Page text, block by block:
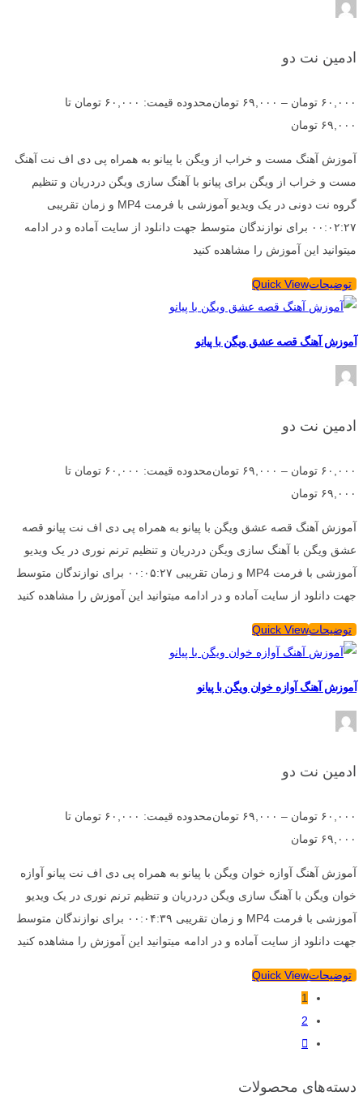
ادمین نت دو
۶۰,۰۰۰ تومان – ۶۹,۰۰۰ تومان
محدوده قیمت: ۶۰,۰۰۰ تومان تا
۶۹,۰۰۰ تومان
آموزش آهنگ مست و خراب از ویگن با پیانو به همراه پی دی اف نت آهنگ
مست و خراب از ویگن برای پیانو با آهنگ سازی ویگن دردریان و تنظیم
گروه نت دونی در یک ویدیو آموزشی با فرمت MP4 و زمان تقریبی
۰۰:۰۲:۲۷ برای نوازندگان متوسط جهت دانلود از سایت آماده و در ادامه
میتوانید این آموزش را مشاهده کنید
توضیحاتQuick View
آموزش آهنگ قصه عشق ویگن با پیانو
ادمین نت دو
۶۰,۰۰۰ تومان – ۶۹,۰۰۰ تومان
محدوده قیمت: ۶۰,۰۰۰ تومان تا
۶۹,۰۰۰ تومان
آموزش آهنگ قصه عشق ویگن با پیانو به همراه پی دی اف نت پیانو قصه
عشق ویگن با آهنگ سازی ویگن دردریان و تنظیم ترنم نوری در یک ویدیو
آموزشی با فرمت MP4 و زمان تقریبی ۰۰:۰۵:۲۷ برای نوازندگان متوسط
جهت دانلود از سایت آماده و در ادامه میتوانید این آموزش را مشاهده کنید
توضیحاتQuick View
آموزش آهنگ آوازه خوان ویگن با پیانو
ادمین نت دو
۶۰,۰۰۰ تومان – ۶۹,۰۰۰ تومان
محدوده قیمت: ۶۰,۰۰۰ تومان تا
۶۹,۰۰۰ تومان
آموزش آهنگ آوازه خوان ویگن با پیانو به همراه پی دی اف نت پیانو آوازه
خوان ویگن با آهنگ سازی ویگن دردریان و تنظیم ترنم نوری در یک ویدیو
آموزشی با فرمت MP4 و زمان تقریبی ۰۰:۰۴:۳۹ برای نوازندگان متوسط
جهت دانلود از سایت آماده و در ادامه میتوانید این آموزش را مشاهده کنید
توضیحاتQuick View
1
2
دسته‌های محصولات